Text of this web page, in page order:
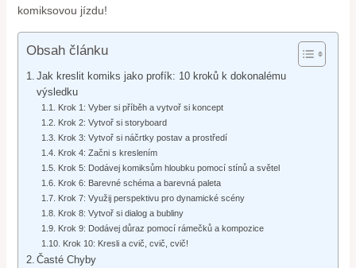
komiksovou jízdu!
Obsah článku
Jak kreslit komiks jako profík: 10 kroků k dokonalému
výsledku
Krok 1: Vyber si příběh a vytvoř si koncept
Krok 2: Vytvoř si storyboard
Krok 3: Vytvoř si náčrtky postav a prostředí
Krok 4: Začni s kreslením
Krok 5: Dodávej komiksům hloubku pomocí stínů a světel
Krok 6: Barevné schéma a barevná paleta
Krok 7: Využij perspektivu pro dynamické scény
Krok 8: Vytvoř si dialog a bubliny
Krok 9: Dodávej důraz pomocí rámečků a kompozice
Krok 10: Kresli a cvič, cvič, cvič!
Časté Chyby